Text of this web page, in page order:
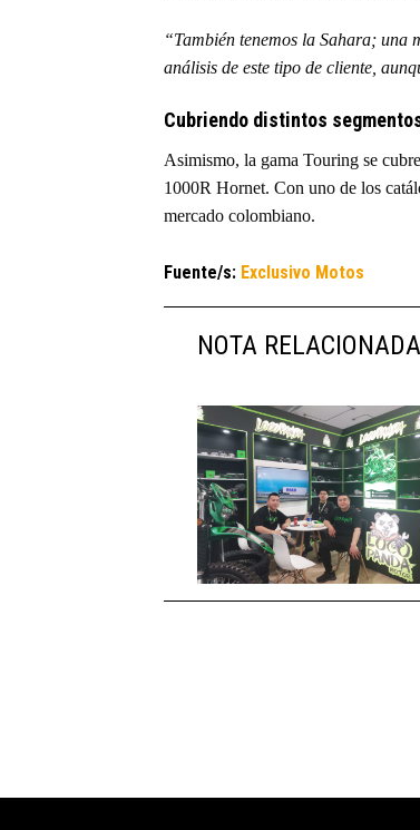
“También tenemos la Sahara; una
análisis de este tipo de cliente,
Cubriendo distintos
Asimismo, la gama Touring se
1000R Hornet. Con uno de los
mercado colombiano.
Fuente/s: Exclusivo Motos
NOTA